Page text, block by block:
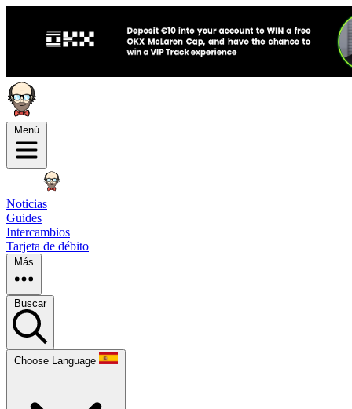
Menú
Noticias
Guides
Intercambios
Tarjeta de débito
Más
Buscar
Choose Language